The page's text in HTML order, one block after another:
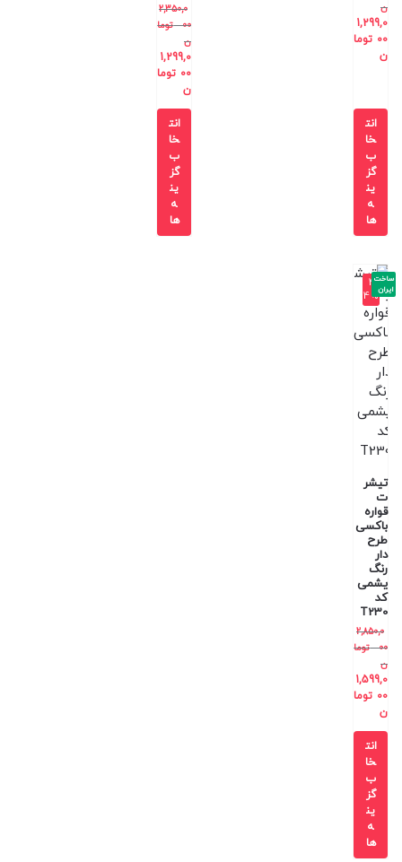
ن
1,299,0
00 توما
ن
انت
خا
ب
گز
ین
ه
ها
2,350,0
00
توما
ن
1,299,0
00 توما
ن
انت
خا
ب
گز
ین
ه
ها
-4
4%
تیشر
ت
قواره
باکسی
طرح
دار
رنگ
یشمی
کد
T230
2,850,0
00
توما
ن
1,599,0
00 توما
ن
ساخت
ایران
انت
خا
ب
گز
ین
ه
ها